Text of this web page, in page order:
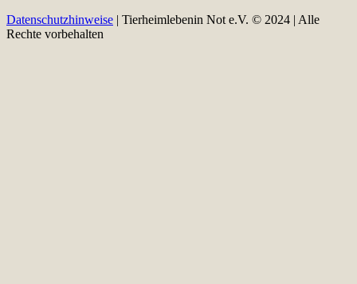
Datenschutzhinweise | Tierheimlebenin Not e.V. © 2024 | Alle
Rechte vorbehalten